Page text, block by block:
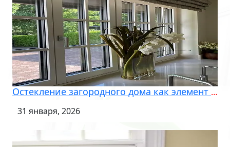
Остекление загородного дома как элемент комфорта и энергоэффективности
31 января, 2026